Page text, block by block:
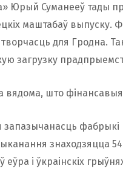
Юрый Суманееў тады
маштабаў
для Гродна.
загрузку
вядома, што фінансавыя
запазычанасць
знаходзяцца
еўра і ўкраінскіх